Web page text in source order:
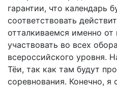
гарантии, что календарь
соответствовать
отталкиваемся именно от
участвовать во всех
всероссийского уровня.
Тёи, так как там будут
соревнования. Конечно, я